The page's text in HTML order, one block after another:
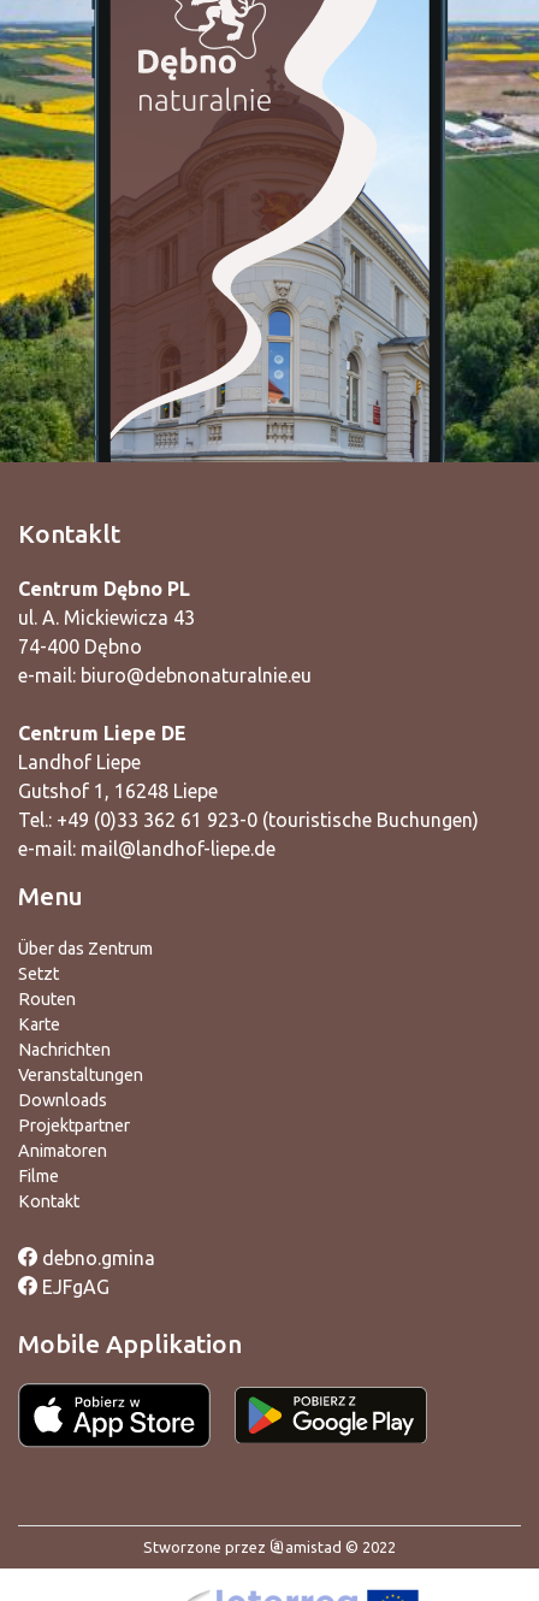
Kontaklt
Centrum Dębno PL
ul. A. Mickiewicza 43
74-400 Dębno
e-mail: biuro@debnonaturalnie.eu
Centrum Liepe DE
Landhof Liepe
Gutshof 1, 16248 Liepe
Tel.: +49 (0)33 362 61 923-0 (touristische Buchungen)
e-mail: mail@landhof-liepe.de
Menu
Über das Zentrum
Setzt
Routen
Karte
Nachrichten
Veranstaltungen
Downloads
Projektpartner
Animatoren
Filme
Kontakt
debno.gmina
EJFgAG
Mobile Applikation
Stworzone przez amistad © 2022